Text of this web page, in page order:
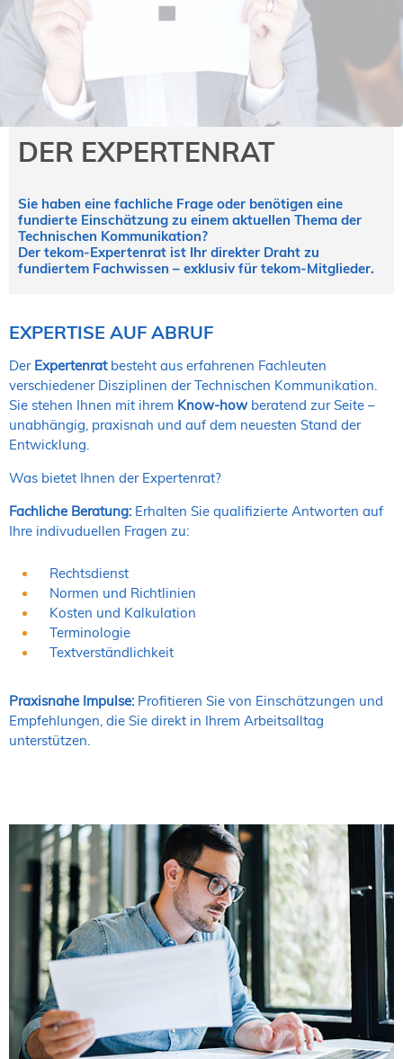
NORDIC TechKomm Kopenhagen
23.-24. September 2026
tekom-Jahrestagung 2026
10.-12. November, 2026 in Stuttgart
Mitglied werden
Expertenrat
Stellenangebote
Stellengesuche
Dienstleister
Regionalgruppen
DER EXPERTENRAT
Sie haben eine fachliche Frage oder benötigen eine
fundierte Einschätzung zu einem aktuellen Thema der
Technischen Kommunikation?
Der tekom-Expertenrat ist Ihr direkter Draht zu
fundiertem Fachwissen – exklusiv für tekom-Mitglieder.
EXPERTISE AUF ABRUF
DerExpertenratbesteht aus erfahrenen Fachleuten
verschiedener Disziplinen der Technischen Kommunikation.
Sie stehen Ihnen mit ihrem Know-how beratend zur Seite –
unabhängig, praxisnah und auf dem neuesten Stand der
Entwicklung.
Was bietet Ihnen der Expertenrat?
Fachliche Beratung:Erhalten Sie qualifizierte Antworten auf
Ihre indivuduellen Fragen zu:
Rechtsdienst
Normen und Richtlinien
Kosten und Kalkulation
Terminologie
Textverständlichkeit
Praxisnahe Impulse:Profitieren Sie von Einschätzungen und
Empfehlungen, die Sie direkt in Ihrem Arbeitsalltag
unterstützen.